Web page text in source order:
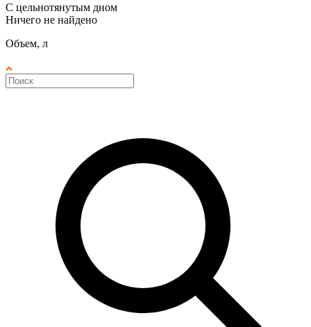
С цельнотянутым дном
Ничего не найдено
Объем, л